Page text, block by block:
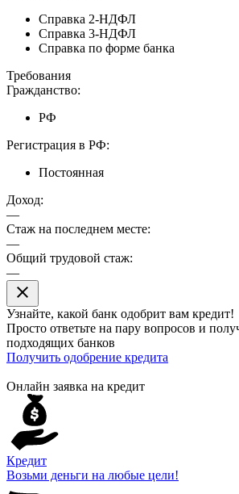
Справка 2-НДФЛ
Справка 3-НДФЛ
Справка по форме банка
Требования
Гражданство:
РФ
Регистрация в РФ:
Постоянная
Доход:
—
Стаж на последнем месте:
—
Общий трудовой стаж:
—
close
Узнайте, какой банк одобрит вам кредит!
Просто ответьте на пару вопросов и
подходящих банков
Получить одобрение кредита
Онлайн заявка на кредит
Кредит
Возьми деньги на любые цели!